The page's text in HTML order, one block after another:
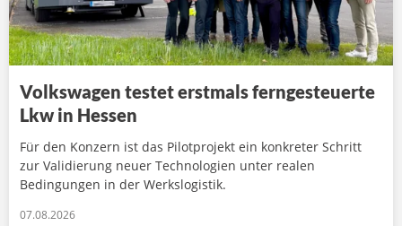
Volkswagen testet erstmals ferngesteuerte
Lkw in Hessen
Für den Konzern ist das Pilotprojekt ein konkreter Schritt
zur Validierung neuer Technologien unter realen
Bedingungen in der Werkslogistik.
07.08.2026